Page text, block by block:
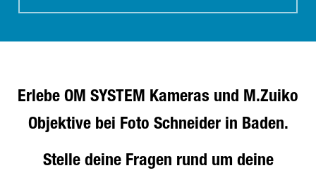
Erlebe OM SYSTEM Kameras und M.Zuiko
Objektive bei Foto Schneider in Baden.
Stelle deine Fragen rund um deine